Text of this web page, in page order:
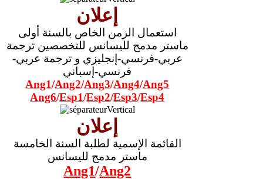
إعلان
استعمال الزمن الخاص بالسنة أولى
ماستر مدمج لليسانس للتخصصين ترجمة
عربي-فرنسي-إنجليزي و ترجمة عربي-
فرنسي-إسباني
Ang1/Ang2/Ang3/Ang4/Ang5
Ang6/Esp1/Esp2/Esp3/Esp4
إعلان
القائمة الإسمية لطلبة السنة الخامسة
ماستر مدمج لليسانس
Ang1/Ang2